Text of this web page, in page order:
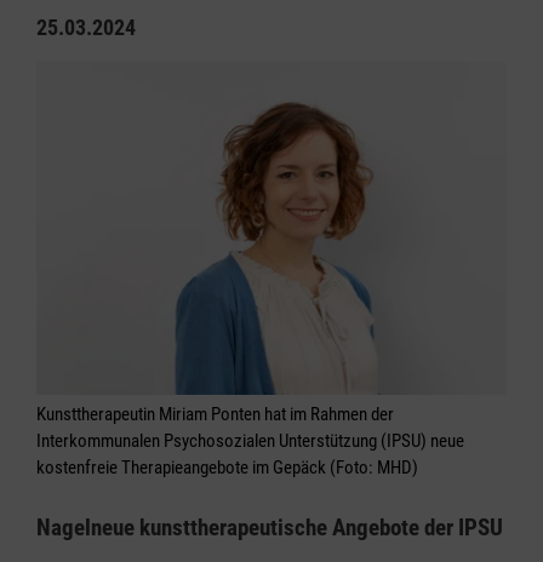
25.03.2024
Kunsttherapeutin Miriam Ponten hat im Rahmen der
Interkommunalen Psychosozialen Unterstützung (IPSU) neue
kostenfreie Therapieangebote im Gepäck (Foto: MHD)
Nagelneue kunsttherapeutische Angebote der IPSU